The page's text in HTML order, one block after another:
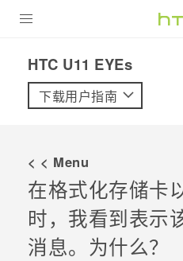
VIVE
支持帮助
在线客服
HTC U11 EYEs‎
下载用户指南
< < Menu
在格式化存储卡
时，我看到表示
消息。为什么？